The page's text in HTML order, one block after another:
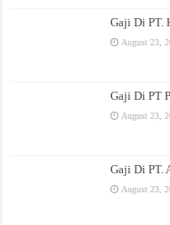
Gaji Di PT.
August 23,
Gaji Di PT
August 23,
Gaji Di PT.
August 23,